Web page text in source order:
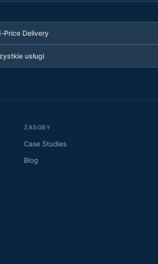
Price Delivery
usługi
ZASOBY
Case Studies
Blog